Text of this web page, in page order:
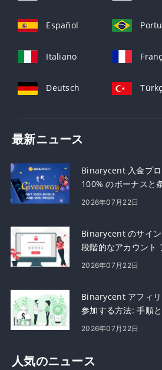
Español
Italiano
Deutsch
最新ニュース
Binarycent 入金プ
100% のボーナスと
2026年07月22日
Binarycent のサイ
段階的なアカウント
2026年07月22日
Binarycent アフィ
参加する方法: 手順
2026年07月22日
人気のニュース